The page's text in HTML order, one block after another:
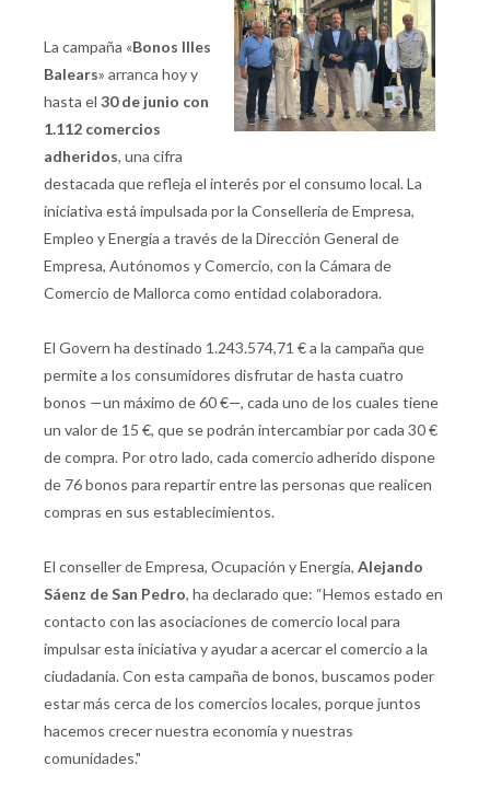
La campaña «Bonos Illes
Balears» arranca hoy y
hasta el 30 de junio con
1.112 comercios
adheridos, una cifra
destacada que refleja el interés por el consumo local. La
iniciativa está impulsada por la Conselleria de Empresa,
Empleo y Energía a través de la Dirección General de
Empresa, Autónomos y Comercio, con la Cámara de
Comercio de Mallorca como entidad colaboradora.
El Govern ha destinado 1.243.574,71 € a la campaña que
permite a los consumidores disfrutar de hasta cuatro
bonos —un máximo de 60 €—, cada uno de los cuales tiene
un valor de 15 €, que se podrán intercambiar por cada 30 €
de compra. Por otro lado, cada comercio adherido dispone
de 76 bonos para repartir entre las personas que realicen
compras en sus establecimientos.
El conseller de Empresa, Ocupación y Energía, Alejando
Sáenz de San Pedro, ha declarado que: “Hemos estado en
contacto con las asociaciones de comercio local para
impulsar esta iniciativa y ayudar a acercar el comercio a la
ciudadanía. Con esta campaña de bonos, buscamos poder
estar más cerca de los comercios locales, porque juntos
hacemos crecer nuestra economía y nuestras
comunidades."